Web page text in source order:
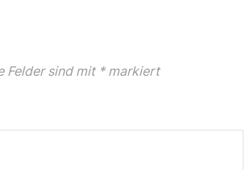
Felder sind mit *markiert